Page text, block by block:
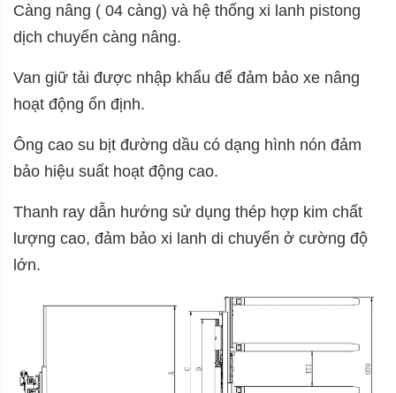
Càng nâng ( 04 càng) và hệ thống xi lanh pistong
dịch chuyển càng nâng.
Van giữ tải được nhập khẩu để đảm bảo xe nâng
hoạt động ổn định.
Ông cao su bịt đường dầu có dạng hình nón đảm
bảo hiệu suất hoạt động cao.
Thanh ray dẫn hướng sử dụng thép hợp kim chất
lượng cao, đảm bảo xi lanh di chuyển ở cường độ
lớn.